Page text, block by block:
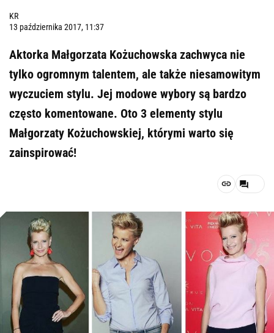
KR
13 października 2017, 11:37
Aktorka Małgorzata Kożuchowska zachwyca nie
tylko ogromnym talentem, ale także niesamowitym
wyczuciem stylu. Jej modowe wybory są bardzo
często komentowane. Oto 3 elementy stylu
Małgorzaty Kożuchowskiej, którymi warto się
zainspirować!